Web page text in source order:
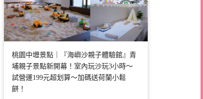
桃園中壢景點｜『海嶼沙親子體驗館』青
埔親子景點新開幕！室內玩沙玩3小時～
試營運199元超划算～加碼送荷蘭小鬆
餅！